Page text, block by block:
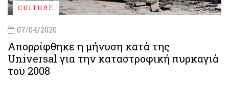
CULTURE
07/04/2020
Απορρίφθηκε η μήνυση κατά της
Universal για την καταστροφική πυρκαγιά
του 2008